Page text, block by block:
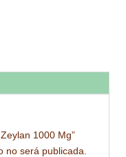
1000 Mg”
no será publicada.